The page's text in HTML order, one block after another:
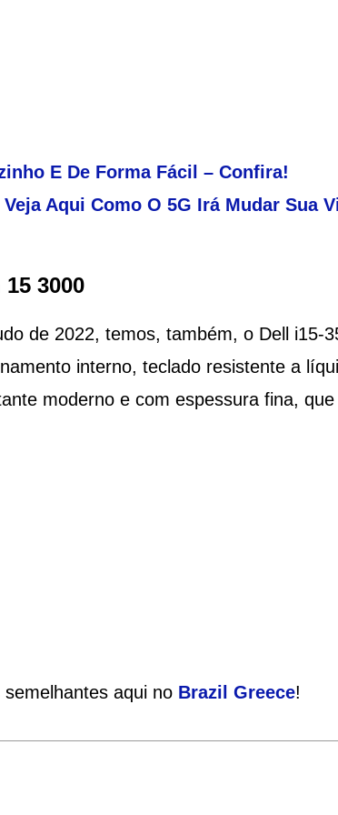
E De Forma Fácil – Confira!
Aqui Como O 5G Irá Mudar Sua
3000
de 2022, temos, também, o Dell i15-
interno, teclado resistente a
moderno e com espessura fina, que
aqui no Brazil Greece!